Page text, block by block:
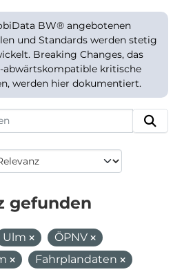
BW® angebotenen
und Standards werden stetig
Breaking Changes, das
abwärtskompatible kritische
werden hier dokumentiert.
gefunden
Ulm
ÖPNV
Fahrplandaten